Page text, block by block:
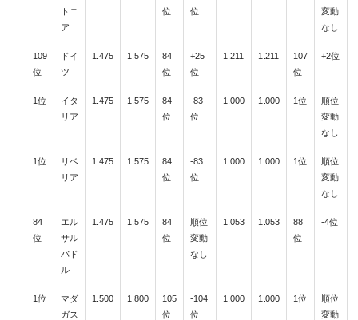
トニ
ア
位 位
変動
なし
109
位
ドイ
ツ
1.475 1.575
84
位
+25
位
1.211 1.211
107
位
+2位
1位
イタ
リア
1.475 1.575
84
位
-83
位
1.000 1.000 1位
順位
変動
なし
1位
リベ
リア
1.475 1.575
84
位
-83
位
1.000 1.000 1位
順位
変動
なし
84
位
エル
サル
バド
ル
1.475 1.575
84
位
順位
変動
なし
1.053 1.053
88
位
-4位
1位
マダ
ガス
1.500 1.800
105
位
-104
位
1.000 1.000 1位
順位
変動